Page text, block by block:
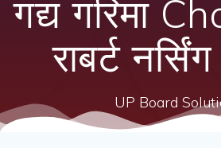
गद्य गरिमा
राबर्ट
UP Board